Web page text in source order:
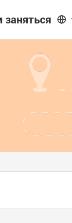
заняться